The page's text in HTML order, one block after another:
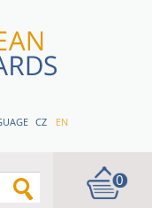
CZ EN
0